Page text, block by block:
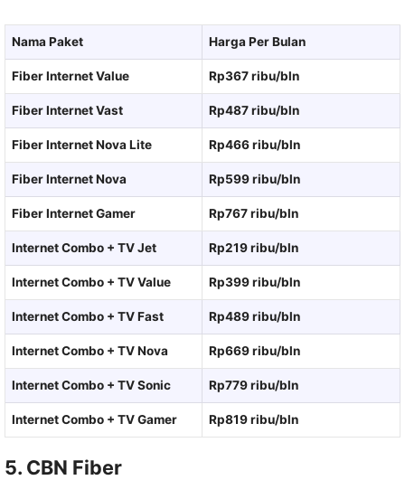
Nama Paket Harga Per Bulan
Fiber Internet Value Rp367 ribu/bln
Fiber Internet Vast Rp487 ribu/bln
Fiber Internet Nova Lite Rp466 ribu/bln
Fiber Internet Nova Rp599 ribu/bln
Fiber Internet Gamer Rp767 ribu/bln
Internet Combo + TV Jet Rp219 ribu/bln
Internet Combo + TV Value Rp399 ribu/bln
Internet Combo + TV Fast Rp489 ribu/bln
Internet Combo + TV Nova Rp669 ribu/bln
Internet Combo + TV Sonic Rp779 ribu/bln
Internet Combo + TV Gamer Rp819 ribu/bln
5. CBN Fiber